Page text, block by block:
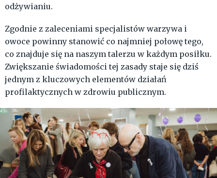
odżywianiu.
Zgodnie z zaleceniami specjalistów warzywa i
owoce powinny stanowić co najmniej połowę tego,
co znajduje się na naszym talerzu w każdym posiłku.
Zwiększanie świadomości tej zasady staje się dziś
jednym z kluczowych elementów działań
profilaktycznych w zdrowiu publicznym.